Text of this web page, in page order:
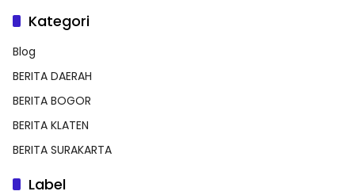
Kategori
Blog
BERITA DAERAH
BERITA BOGOR
BERITA KLATEN
BERITA SURAKARTA
Label